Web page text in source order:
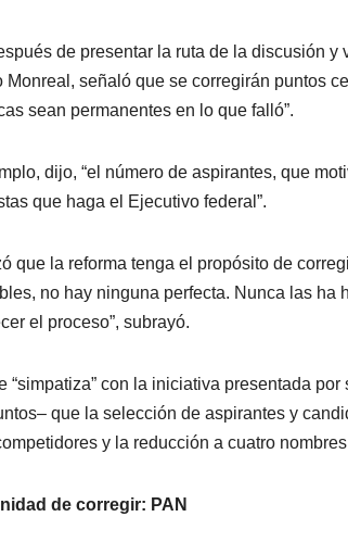
de presentar la ruta de la discusión
Monreal, señaló que se corregirán puntos
sean permanentes en lo que falló”.
dijo, “el número de aspirantes, que
que haga el Ejecutivo federal”.
que la reforma tenga el propósito de
no hay ninguna perfecta. Nunca las
el proceso”, subrayó.
“simpatiza” con la iniciativa presentada
que la selección de aspirantes y
y la reducción a cuatro
de corregir: PAN